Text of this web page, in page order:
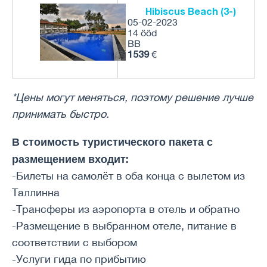
Hibiscus Beach (3-)
05-02-2023
14 ööd
BB
1539€
*Цены могут меняться, поэтому решение лучше
принимать быстро.
В стоимость туристического пакета с
размещением входит:
-Билеты на самолёт в оба конца с вылетом из
Таллинна
-Трансферы из аэропорта в отель и обратно
-Размещение в выбранном отеле, питание в
соответствии с выбором
-Услуги гида по прибытию